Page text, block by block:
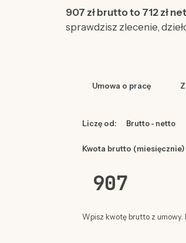
907 zł brutto to 712 zł
sprawdzisz zlecenie,
Umowa o pracę
Liczę od: Brutto - netto
Kwota brutto (miesięcznie)
Wpisz kwotę brutto z umowy.